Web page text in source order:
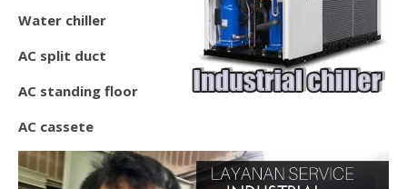
Water chiller
AC split duct
AC standing floor
AC cassete